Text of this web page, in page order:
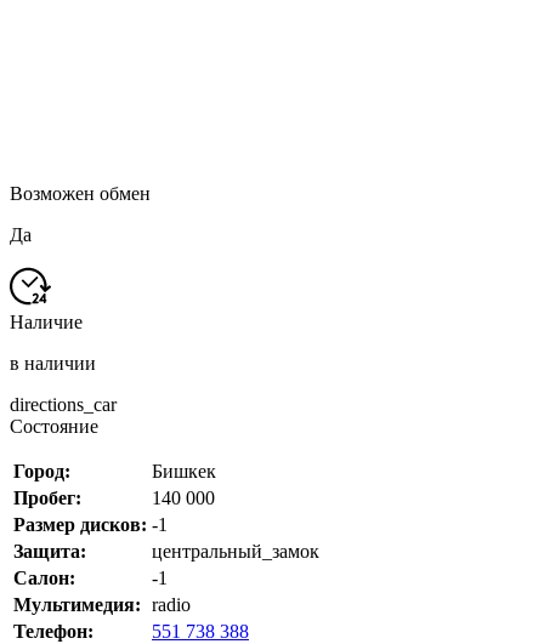
Возможен обмен
Да
Наличие
в наличии
directions_car
Состояние
Город:
Бишкек
Пробег:
140 000
Размер дисков: -1
Защита:
центральный_замок
Салон:
-1
Мультимедия: radio
Телефон:
551 738 388